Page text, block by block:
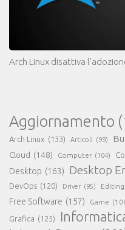
Arch Linux disattiva
Aggiornamento
Arch Linux (133) Articoli (99)
Cloud (148) Computer (104)
Desktop (163) Desktop
DevOps (120) Driver (95) Editing
Free Software (157) Game
Grafica (125)